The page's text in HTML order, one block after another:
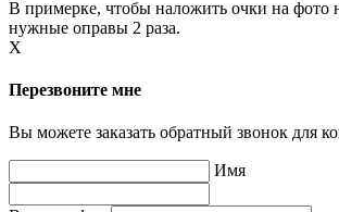
В примерке, чтобы наложить очки на фото
нужные оправы 2 раза.
X
Перезвоните мне
Вы можете заказать обратный звонок для
Имя